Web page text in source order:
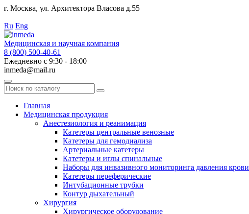
г. Москва, ул. Архитектора Власова д.55
Ru Eng
Медицинская и научная компания
8 (800) 500-40-61
Ежедневно с 9:30 - 18:00
inmeda@mail.ru
Поиск
по
каталогуГлавная
Медицинская продукция
Анестезиология и реанимация
Катетеры центральные венозные
Катетеры для гемодиализа
Артериальные катетеры
Катетеры и иглы спинальные
Наборы для инвазивного мониторинга давления крови
Катетеры переферические
Интубационные трубки
Контур дыхательный
Хирургия
Хирургическое оборудование